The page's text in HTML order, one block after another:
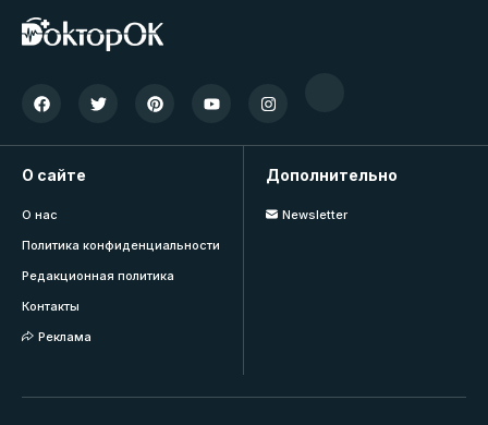
О сайте
О нас
Политика конфиденциальности
Редакционная политика
Контакты
Реклама
Дополнительно
Newsletter